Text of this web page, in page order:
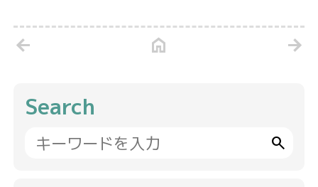
arrow_back home arrow_forward
Search
search